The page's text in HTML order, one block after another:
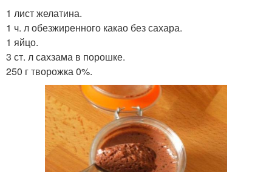
1 лист желатина.
1 ч. л обезжиренного какао без сахара.
1 яйцо.
3 ст. л сахзама в порошке.
250 г творожка 0%.